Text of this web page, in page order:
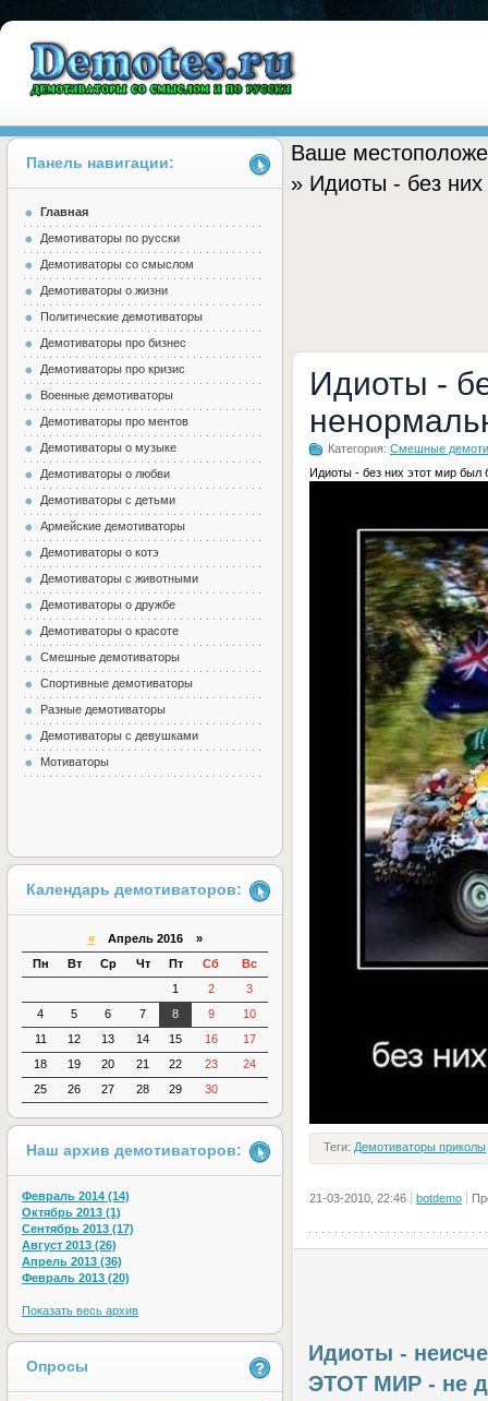
Demotes.ru
Ваше
» Идиоты - без
Идиоты -
Категория: Смешные
Идиоты - без них этот мир
Теги: Демотиваторы приколы
21-03-2010, 22:46 botdemo
Идиоты -
ЭТОТ МИР - не
Панель навигации:
Главная
Демотиваторы по русски
Демотиваторы со смыслом
Демотиваторы о жизни
Политические демотиваторы
Демотиваторы про бизнес
Демотиваторы про кризис
Военные демотиваторы
Демотиваторы про ментов
Демотиваторы о музыке
Демотиваторы о любви
Демотиваторы с детьми
Армейские демотиваторы
Демотиваторы о котэ
Демотиваторы с животными
Демотиваторы о дружбе
Демотиваторы о красоте
Смешные демотиваторы
Спортивные демотиваторы
Разные демотиваторы
Демотиваторы с девушками
Мотиваторы
Календарь демотиваторов:
«Апрель 2016 »
Пн
Вт Ср Чт Пт Сб
Вс
1
2
3
4
5 6 7 8 9
10
11
12 13 14 15 16
17
18
19 20 21 22 23
24
25
26 27 28 29 30
Наш архив демотиваторов:
Февраль 2014 (14)
Октябрь 2013 (1)
Сентябрь 2013 (17)
Август 2013 (26)
Апрель 2013 (36)
Февраль 2013 (20)
Показать весь архив
Опросы